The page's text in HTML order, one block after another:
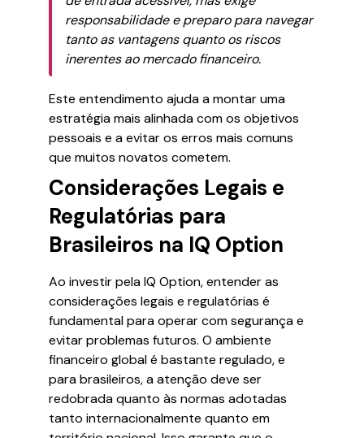
responsabilidade e preparo para navegar
tanto as vantagens quanto os riscos
inerentes ao mercado financeiro.
Este entendimento ajuda a montar uma
estratégia mais alinhada com os objetivos
pessoais e a evitar os erros mais comuns
que muitos novatos cometem.
Considerações Legais e
Regulatórias para
Brasileiros na IQ Option
Ao investir pela IQ Option, entender as
considerações legais e regulatórias é
fundamental para operar com segurança e
evitar problemas futuros. O ambiente
financeiro global é bastante regulado, e
para brasileiros, a atenção deve ser
redobrada quanto às normas adotadas
tanto internacionalmente quanto em